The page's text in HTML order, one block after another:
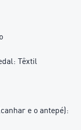
Têxtil
e o antepé):